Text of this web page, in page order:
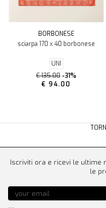
BORBONESE
sciarpa 170 x 40 borbonese
UNI
€ 135.00 -31%
€ 94.00
Iscriviti ora e ricevi le ultime
le